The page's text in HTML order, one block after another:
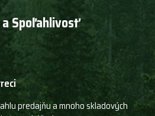
Spoľahlivosť
predajňu a mnoho skladových